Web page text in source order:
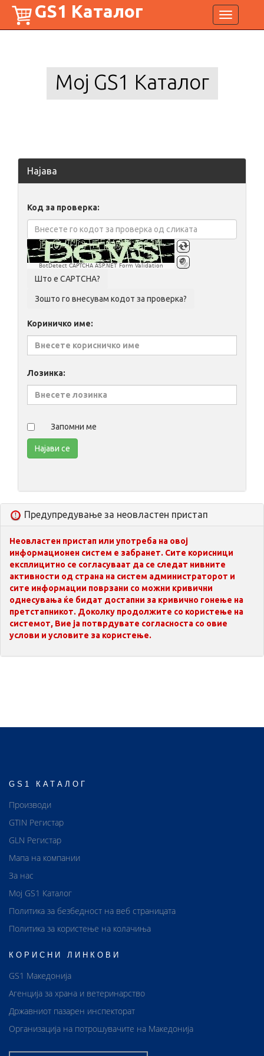
Toggle
navigation
GS1 Каталог
Мој GS1 Каталог
Најава
Код за проверка:
BotDetect CAPTCHA ASP.NET Form Validation
Кориничко име:
Лозинка:
Запомни ме
Предупредување за неовластен пристап
Неовластен пристап или употреба на овој
информационен систем е забранет. Сите корисници
експлицитно се согласуваат да се следат нивните
активности од страна на систем администраторот и
сите информации поврзани со можни кривични
однесувања ќе бидат достапни за кривично гонење на
претстапникот. Доколку продолжите со користење на
системот, Вие ја потврдувате согласноста со овие
услови и условите за користење.
GS1 КАТАЛОГ
Производи
GTIN Регистар
GLN Регистар
Мапа на компании
За нас
Мој GS1 Каталог
Политика за безбедност на веб страницата
Политика за користење на колачиња
КОРИСНИ ЛИНКОВИ
GS1 Македонија
Агенција за храна и ветеринарство
Државниот пазарен инспекторат
Организација на потрошувачите на Македонија